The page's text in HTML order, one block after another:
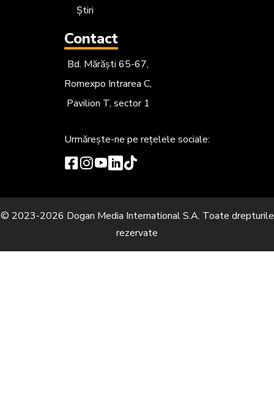
Știri
Contact
Bd. Mărăști 65-67,
Romexpo Intrarea C,
Pavilion T, sector 1
Urmărește-ne pe rețelele sociale:
© 2023-2026 Dogan Media International S.A. Toate drepturile
rezervate